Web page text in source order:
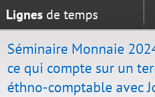
Lignes de temps
Séminaire Monnaie
ce qui compte sur un
éthno-comptable avec